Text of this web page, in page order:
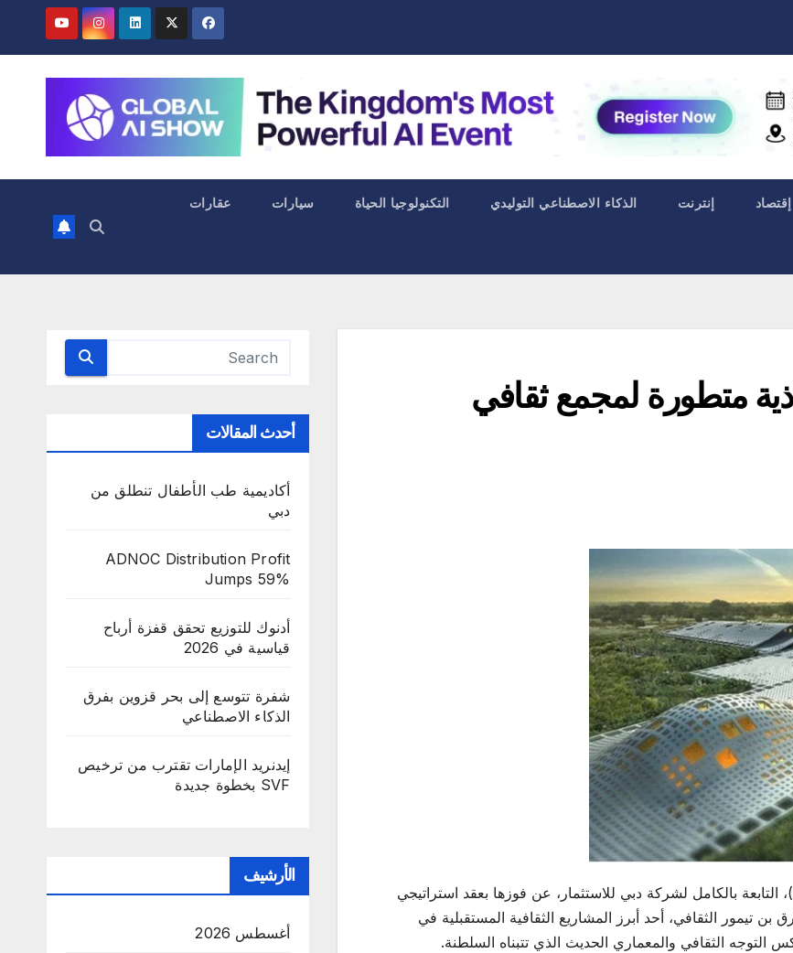
إقتصاد إنترنت الذكاء الاصطناعي التوليدي التكنولوجيا الحياة سيارات عقارات
متطورة لمجمع ثقافي
: أعلنت شركة الإمارات لأنظمة المباني الحديدية (EBS)، التابعة بالكامل لشركة دبي للاستثمار، عن فوزها بعقد استراتيجي
بن تيمور الثقافي، أحد أبرز المشاريع الثقافية المستقبلية في
الثقافي والمعماري الحديث الذي تتبناه السلطنة.
أحدث المقالات
أكاديمية طب الأطفال تنطلق من
دبي
ADNOC Distribution Profit
Jumps 59%
أدنوك للتوزيع تحقق قفزة أرباح
قياسية في 2026
شفرة تتوسع إلى بحر قزوين بفرق
الذكاء الاصطناعي
إيدنريد الإمارات تقترب من ترخيص
SVF بخطوة جديدة
الأرشيف
أغسطس 2026